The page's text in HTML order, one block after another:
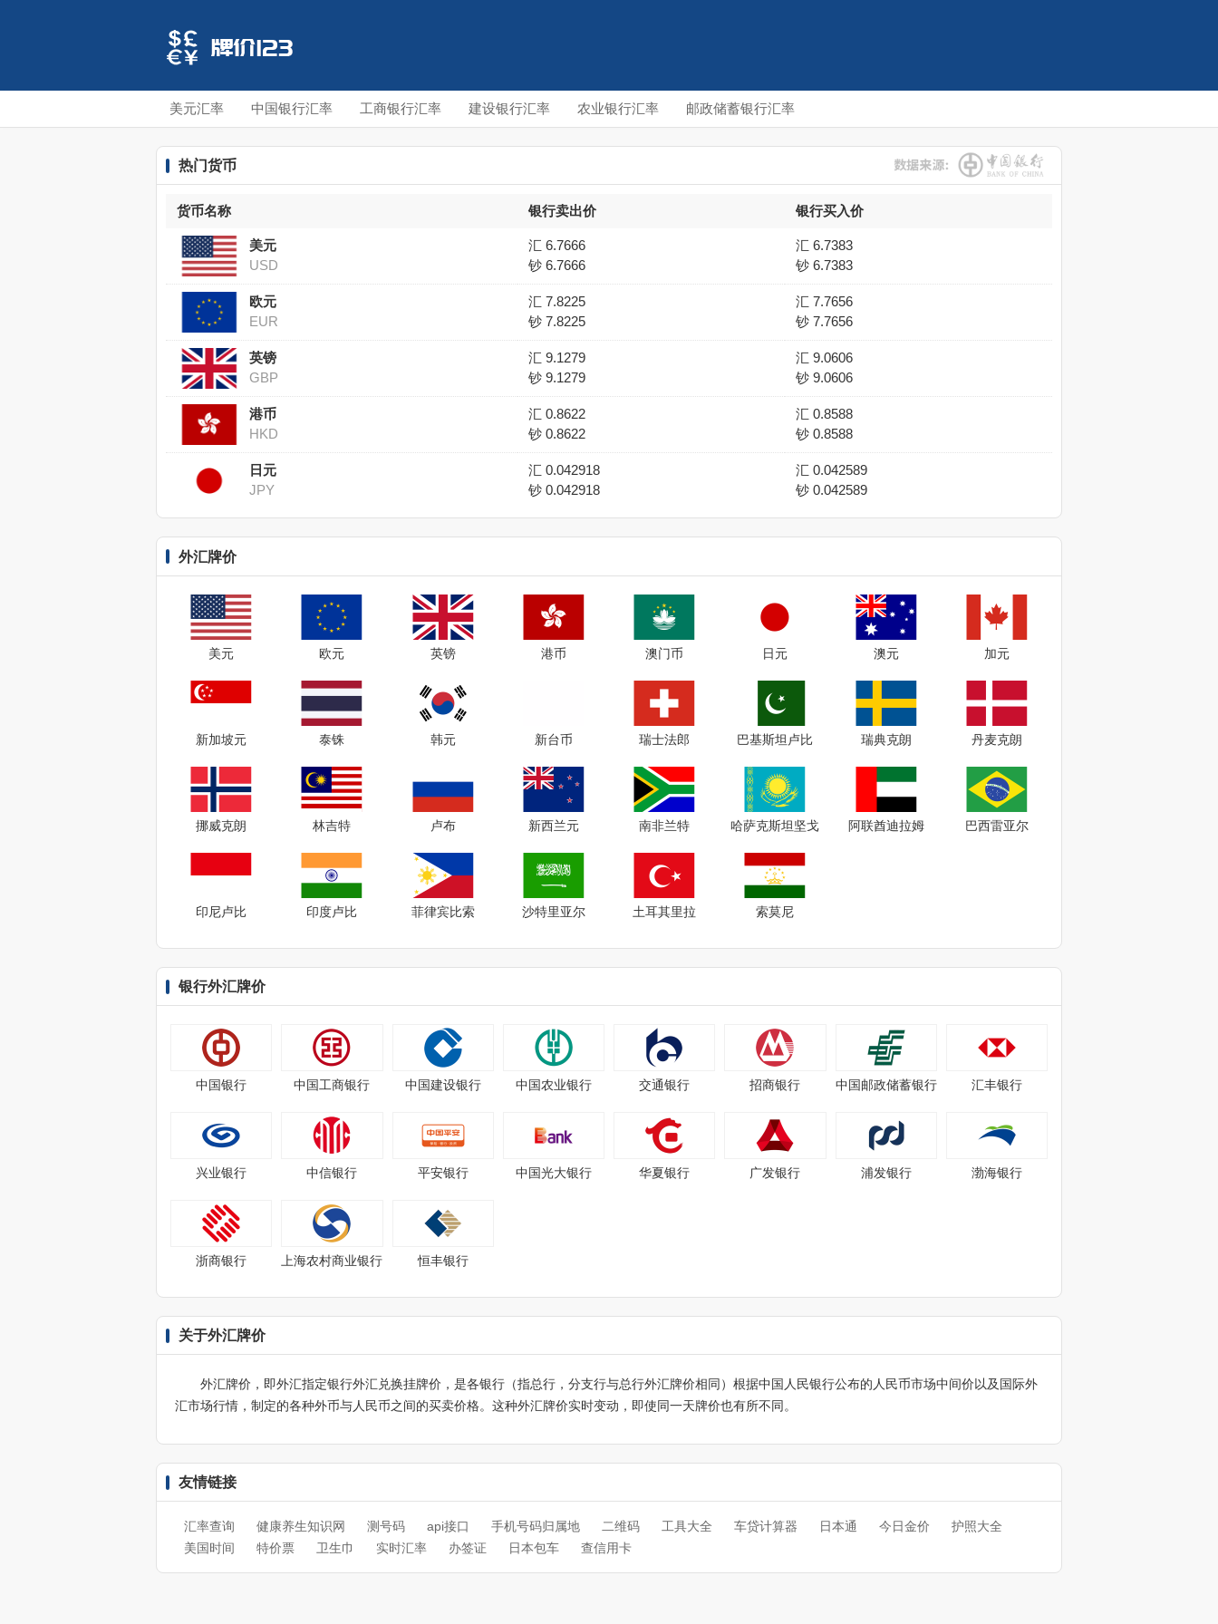
美元汇率 中国银行汇率 工商银行汇率 建设银行汇率 农业银行汇率 邮政储蓄银行汇率
热门货币
货币名称 银行卖出价 银行买入价
美元
USD
汇 6.7666
钞 6.7666
汇 6.7383
钞 6.7383
欧元
EUR
汇 7.8225
钞 7.8225
汇 7.7656
钞 7.7656
英镑
GBP
汇 9.1279
钞 9.1279
汇 9.0606
钞 9.0606
港币
HKD
汇 0.8622
钞 0.8622
汇 0.8588
钞 0.8588
日元
JPY
汇 0.042918
钞 0.042918
汇 0.042589
钞 0.042589
外汇牌价
美元 欧元 英镑 港币 澳门币 日元 澳元 加元
新加坡元 泰铢 韩元 新台币 瑞士法郎 巴基斯坦卢比 瑞典克朗 丹麦克朗
挪威克朗 林吉特 卢布 新西兰元 南非兰特 哈萨克斯坦坚戈 阿联酋迪拉姆 巴西雷亚尔
印尼卢比 印度卢比 菲律宾比索 沙特里亚尔 土耳其里拉 索莫尼
银行外汇牌价
中国银行 中国工商银行 中国建设银行 中国农业银行 交通银行 招商银行 中国邮政储蓄银行 汇丰银行
兴业银行 中信银行 平安银行 中国光大银行 华夏银行 广发银行 浦发银行 渤海银行
浙商银行 上海农村商业银行 恒丰银行
关于外汇牌价
外汇牌价，即外汇指定银行外汇兑换挂牌价，是各银行（指总行，分支行与总行外汇牌价相同）根据中国人民银行公布的人民币市场中间价以及国际外
汇市场行情，制定的各种外币与人民币之间的买卖价格。这种外汇牌价实时变动，即使同一天牌价也有所不同。
友情链接
汇率查询 健康养生知识网 测号码 api接口 手机号码归属地 二维码 工具大全 车贷计算器 日本通 今日金价
护照大全
美国时间
特价票 卫生巾 实时汇率 办签证 日本包车 查信用卡